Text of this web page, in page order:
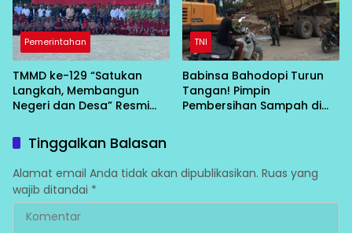
Pemerintahan
TMMD ke-129 “Satukan
Langkah, Membangun
Negeri dan Desa” Resmi
TNI
Babinsa Bahodopi Turun
Tangan! Pimpin
Pembersihan Sampah di
Tinggalkan Balasan
Alamat email Anda tidak akan dipublikasikan. Ruas yang
wajib ditandai *